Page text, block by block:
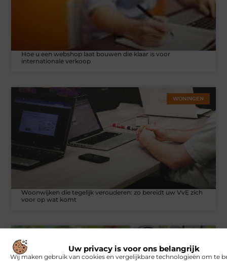
Uw privacy is voor ons belangrijk
Wij maken gebruik van cookies en vergelijkbare technologieën om te
Hoe u een webshop laat bouwen die klaar is voor
internationale verkoop
WONINGEN
Woonwijken die tegelijk verouderen: zo bereidt uw VvE zich
voor op wat komt